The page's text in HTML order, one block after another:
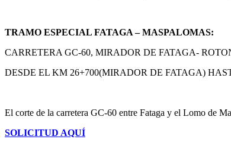
TRAMO ESPECIAL FATAGA – MASPALOMAS:
CARRETERA GC-60, MIRADOR DE FATAGA-
DESDE EL KM 26+700(MIRADOR DE FATAGA)
El corte de la carretera GC-60 entre Fataga y el Lomo de
SOLICITUD AQUÍ